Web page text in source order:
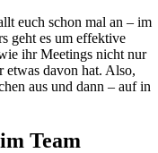
euch schon mal an – im
geht es um effektive
ihr Meetings nicht nur
etwas davon hat. Also,
aus und dann – auf in
Team